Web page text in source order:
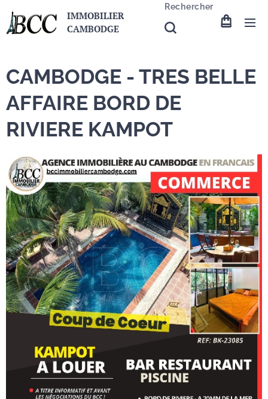
IMMOBILIER
CAMBODGE
Rechercher
CAMBODGE - TRES BELLE
AFFAIRE BORD DE
RIVIERE KAMPOT